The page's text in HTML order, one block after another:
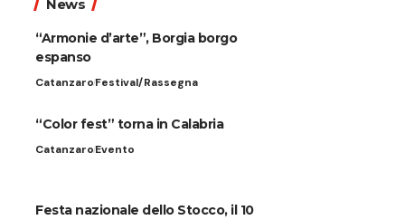
News
“Armonie d’arte”, Borgia borgo
espanso
CatanzaroFestival/Rassegna
“Color fest” torna in Calabria
CatanzaroEvento
Festa nazionale dello Stocco, il 10